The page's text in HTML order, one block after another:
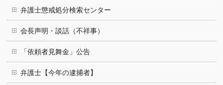
弁護士懲戒処分検索センター
会長声明・談話（不祥事）
「依頼者見舞金」公告
弁護士【今年の逮捕者】